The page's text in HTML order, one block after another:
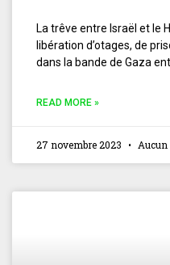
La trêve entre Israël et le
libération d’otages, de
dans la bande de Gaza
READ MORE »
27 novembre 2023